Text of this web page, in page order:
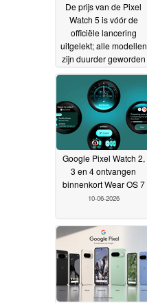
De prijs van de Pixel
Watch 5 is vóór de
officiële lancering
uitgelekt; alle modellen
zijn duurder geworden
10-07-2026
Google Pixel Watch 2,
3 en 4 ontvangen
binnenkort Wear OS 7
10-06-2026